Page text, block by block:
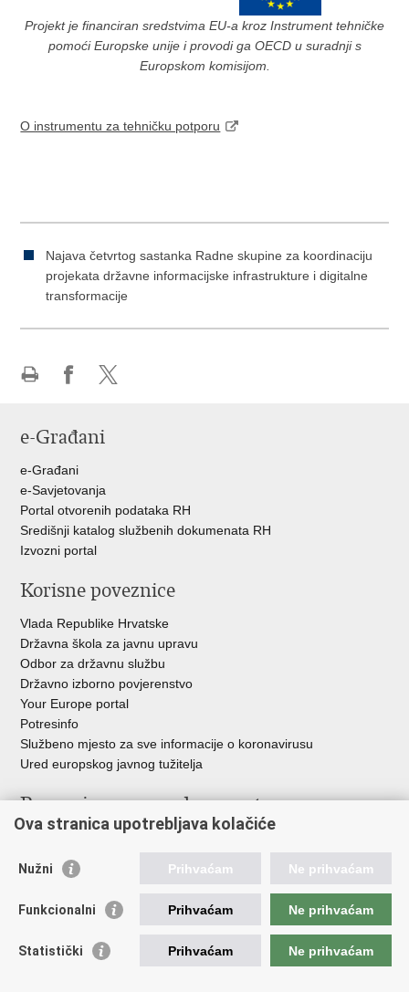
Projekt je financiran sredstvima EU-a kroz Instrument tehničke
pomoći Europske unije i provodi ga OECD u suradnji s
Europskom komisijom.
O instrumentu za tehničku potporu
Najava četvrtog sastanka Radne skupine za koordinaciju
projekata državne informacijske infrastrukture i digitalne
transformacije
FacebookuTwitteru
e-Građani
e-Građani
e-Savjetovanja
Portal otvorenih podataka RH
Središnji katalog službenih dokumenata RH
Izvozni portal
Korisne poveznice
Vlada Republike Hrvatske
Državna škola za javnu upravu
Odbor za državnu službu
Državno izborno povjerenstvo
Your Europe portal
Potresinfo
Službeno mjesto za sve informacije o koronavirusu
Ured europskog javnog tužitelja
Poveznice pravosudnog sustava
Državno odvjetništvo
Ured za suzbijanje korupcije i organiziranog kriminaliteta
Državnoodvjetničko vijeće
Hrvatska odvjetnička komora
Ova stranica upotrebljava kolačiće
Nužni Prihvaćam Ne prihvaćam
Funkcionalni Prihvaćam Ne prihvaćam
Statistički Prihvaćam Ne prihvaćam